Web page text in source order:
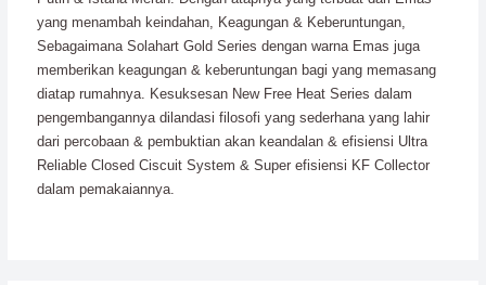
yang menambah keindahan, Keagungan & Keberuntungan,
Sebagaimana Solahart Gold Series dengan warna Emas juga
memberikan keagungan & keberuntungan bagi yang memasang
diatap rumahnya. Kesuksesan New Free Heat Series dalam
pengembangannya dilandasi filosofi yang sederhana yang lahir
dari percobaan & pembuktian akan keandalan & efisiensi Ultra
Reliable Closed Ciscuit System & Super efisiensi KF Collector
dalam pemakaiannya.